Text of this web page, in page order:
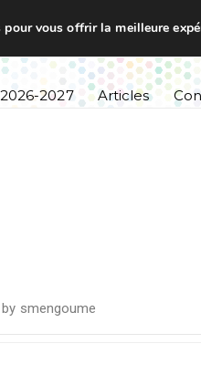
2027 Articles
by smengoume
vous offrir la meilleure